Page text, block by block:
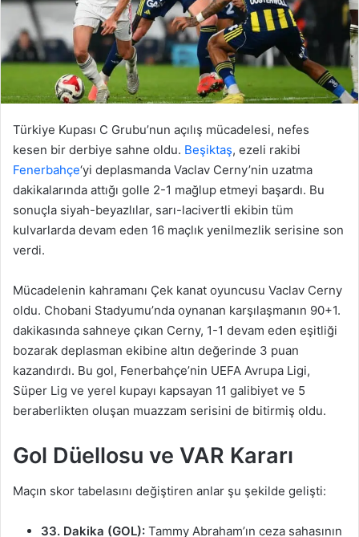
Türkiye Kupası C Grubu’nun açılış mücadelesi, nefes
kesen bir derbiye sahne oldu. Beşiktaş, ezeli rakibi
Fenerbahçe‘yi deplasmanda Vaclav Cerny’nin uzatma
dakikalarında attığı golle 2-1 mağlup etmeyi başardı. Bu
sonuçla siyah-beyazlılar, sarı-lacivertli ekibin tüm
kulvarlarda devam eden 16 maçlık yenilmezlik serisine son
verdi.
Mücadelenin kahramanı Çek kanat oyuncusu Vaclav Cerny
oldu. Chobani Stadyumu’nda oynanan karşılaşmanın 90+1.
dakikasında sahneye çıkan Cerny, 1-1 devam eden eşitliği
bozarak deplasman ekibine altın değerinde 3 puan
kazandırdı. Bu gol, Fenerbahçe’nin UEFA Avrupa Ligi,
Süper Lig ve yerel kupayı kapsayan 11 galibiyet ve 5
beraberlikten oluşan muazzam serisini de bitirmiş oldu.
Gol Düellosu ve VAR Kararı
Maçın skor tabelasını değiştiren anlar şu şekilde gelişti:
33. Dakika (GOL): Tammy Abraham’ın ceza sahasının